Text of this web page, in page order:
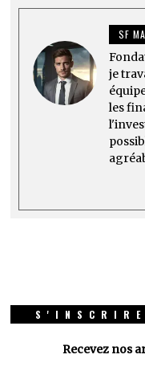
SF
je
les
S'INSCRIRE
Recevez nos